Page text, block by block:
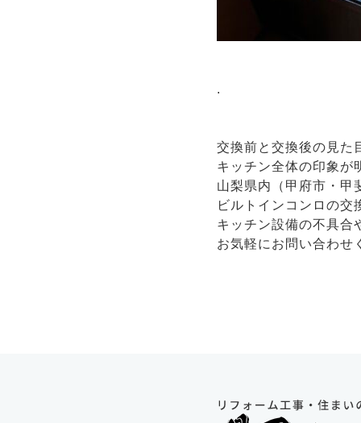
.
交換前と交換後の見た
キッチン全体の印象が
山梨県内（甲府市・甲
ビルトインコンロの交
キッチン設備の不具合
お気軽にお問い合わせ